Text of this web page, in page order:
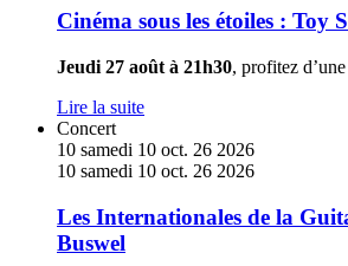
Cinéma
sous
les
étoiles
:
Toy
Story
5
Cinéma sous les étoiles : Toy
Jeudi 27 août à 21h30, profitez
Lire la suite
En
savoir
plus
Les
Internationales
de
Concert
10 samedi 10 oct. 26 2026
10 samedi 10 oct. 26 2026
Les Internationales de la
Buswel